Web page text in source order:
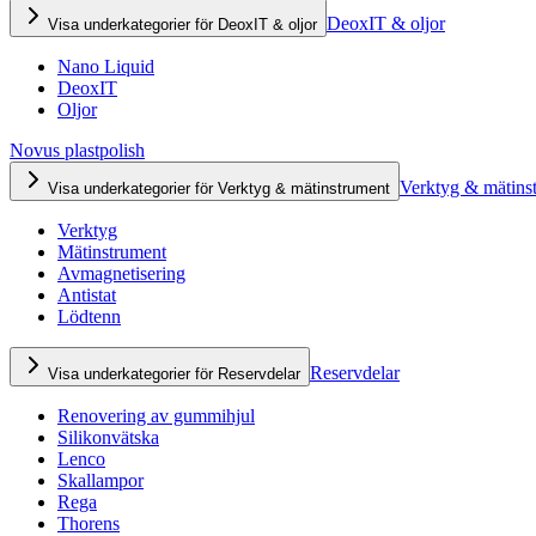
Visa underkategorier för DeoxIT & oljor DeoxIT & oljor
Nano Liquid
DeoxIT
Oljor
Novus plastpolish
Visa underkategorier för Verktyg & mätinstrument Verktyg &
Verktyg
Mätinstrument
Avmagnetisering
Antistat
Lödtenn
Visa underkategorier för Reservdelar Reservdelar
Renovering av gummihjul
Silikonvätska
Lenco
Skallampor
Rega
Thorens